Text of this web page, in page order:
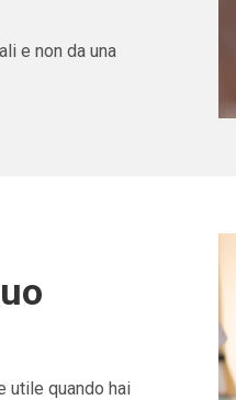
e non da una
utile quando hai